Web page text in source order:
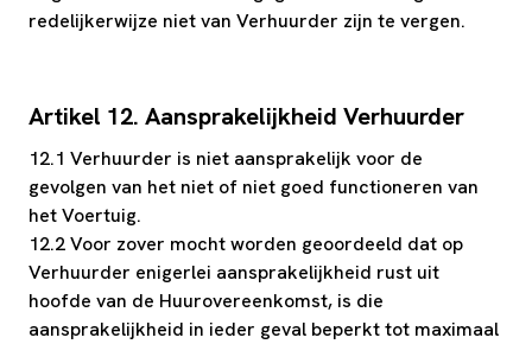
redelijkerwijze niet van Verhuurder zijn te vergen.
Artikel 12. Aansprakelijkheid Verhuurder
12.1 Verhuurder is niet aansprakelijk voor de
gevolgen van het niet of niet goed functioneren van
het Voertuig.
12.2 Voor zover mocht worden geoordeeld dat op
Verhuurder enigerlei aansprakelijkheid rust uit
hoofde van de Huurovereenkomst, is die
aansprakelijkheid in ieder geval beperkt tot maximaal